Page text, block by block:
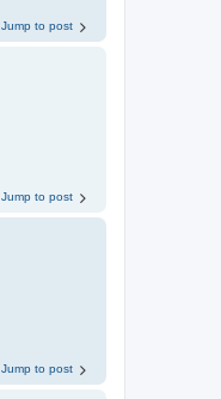
Jump to post
Jump to post
Jump to post